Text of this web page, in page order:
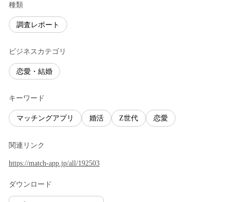
種類
調査レポート
ビジネスカテゴリ
恋愛・結婚
キーワード
マッチングアプリ 婚活 Z世代 恋愛
関連リンク
https://match-app.jp/all/192503
ダウンロード